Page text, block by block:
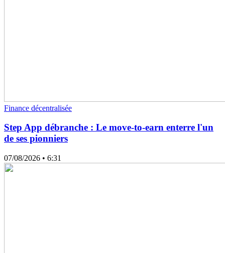
Finance décentralisée
Step App débranche : Le move-to-earn enterre l'un
de ses pionniers
07/08/2026 • 6:31